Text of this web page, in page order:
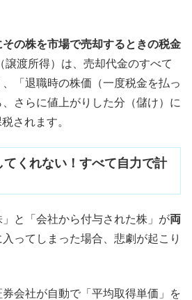
の株を市場で売却するときの税金
譲渡所得）は、売却代金のすべて
「退職時の株価（一度税金を払っ
さらに値上がりした分（儲け）に
されます。
くれない！すべて自力で計
と「会社から付与された株」が両
入ってしまった場合、悲劇が起こり
会社が自動で「平均取得単価」を